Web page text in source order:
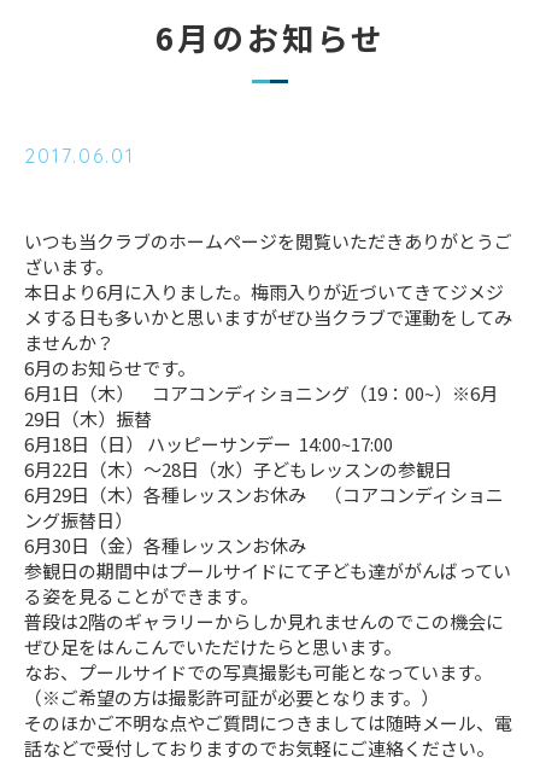
6月のお知らせ
2017.06.01
いつも当クラブのホームページを閲覧いただきありがとうご
ざいます。
本日より6月に入りました。梅雨入りが近づいてきてジメジ
メする日も多いかと思いますがぜひ当クラブで運動をしてみ
ませんか？
6月のお知らせです。
6月1日（木） コアコンディショニング（19：00~）※6月
29日（木）振替
6月18日（日） ハッピーサンデー 14:00~17:00
6月22日（木）～28日（水）子どもレッスンの参観日
6月29日（木）各種レッスンお休み （コアコンディショニ
ング振替日）
6月30日（金）各種レッスンお休み
参観日の期間中はプールサイドにて子ども達ががんばってい
る姿を見ることができます。
普段は2階のギャラリーからしか見れませんのでこの機会に
ぜひ足をはんこんでいただけたらと思います。
なお、プールサイドでの写真撮影も可能となっています。
（※ご希望の方は撮影許可証が必要となります。）
そのほかご不明な点やご質問につきましては随時メール、電
話などで受付しておりますのでお気軽にご連絡ください。